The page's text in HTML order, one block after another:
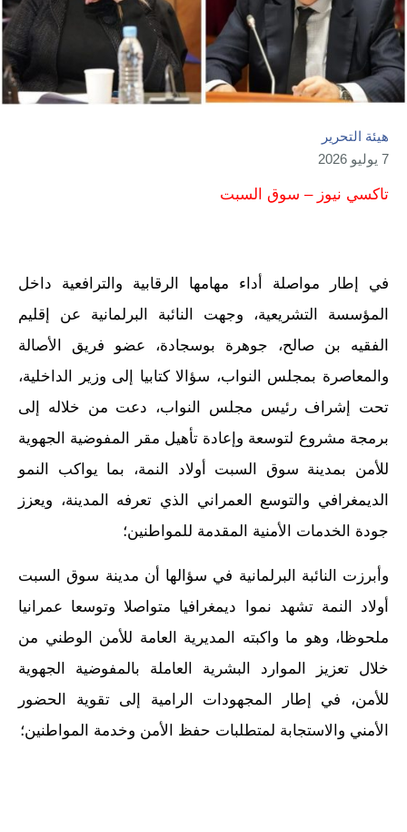
هيئة التحرير
7 يوليو 2026
تاكسي نيوز – سوق السبت
في إطار مواصلة أداء مهامها الرقابية والترافعية داخل
المؤسسة التشريعية، وجهت النائبة البرلمانية عن إقليم
الفقيه بن صالح، جوهرة بوسجادة، عضو فريق الأصالة
والمعاصرة بمجلس النواب، سؤالا كتابيا إلى وزير الداخلية،
تحت إشراف رئيس مجلس النواب، دعت من خلاله إلى
برمجة مشروع لتوسعة وإعادة تأهيل مقر المفوضية الجهوية
للأمن بمدينة سوق السبت أولاد النمة، بما يواكب النمو
الديمغرافي والتوسع العمراني الذي تعرفه المدينة، ويعزز
جودة الخدمات الأمنية المقدمة للمواطنين؛
وأبرزت النائبة البرلمانية في سؤالها أن مدينة سوق السبت
أولاد النمة تشهد نموا ديمغرافيا متواصلا وتوسعا عمرانيا
ملحوظا، وهو ما واكبته المديرية العامة للأمن الوطني من
خلال تعزيز الموارد البشرية العاملة بالمفوضية الجهوية
للأمن، في إطار المجهودات الرامية إلى تقوية الحضور
الأمني والاستجابة لمتطلبات حفظ الأمن وخدمة المواطنين؛